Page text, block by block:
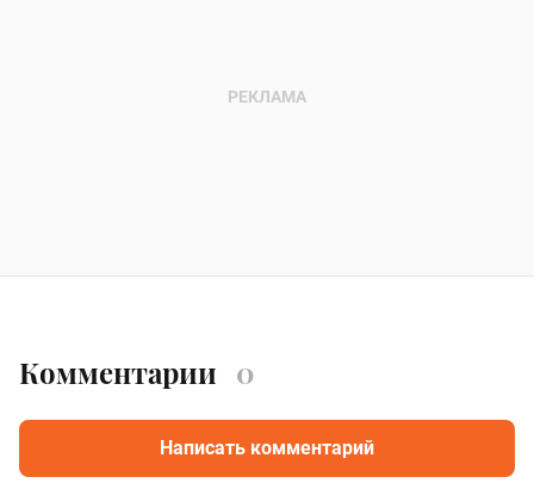
Комментарии 0
Написать комментарий